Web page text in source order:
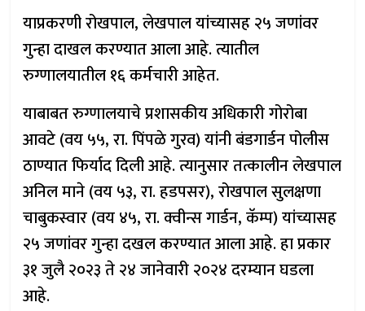
याप्रकरणी रोखपाल, लेखपाल यांच्यासह २५ जणांवर
गुन्हा दाखल करण्यात आला आहे. त्यातील
रुग्णालयातील १६ कर्मचारी आहेत.
याबाबत रुग्णालयाचे प्रशासकीय अधिकारी गोरोबा
आवटे (वय ५५, रा. पिंपळे गुरव) यांनी बंडगार्डन पोलीस
ठाण्यात फिर्याद दिली आहे. त्यानुसार तत्कालीन लेखपाल
अनिल माने (वय ५३, रा. हडपसर), रोखपाल सुलक्षणा
चाबुकस्वार (वय ४५, रा. क्वीन्स गार्डन, कॅम्प) यांच्यासह
२५ जणांवर गुन्हा दखल करण्यात आला आहे. हा प्रकार
३१ जुलै २०२३ ते २४ जानेवारी २०२४ दरम्यान घडला
आहे.